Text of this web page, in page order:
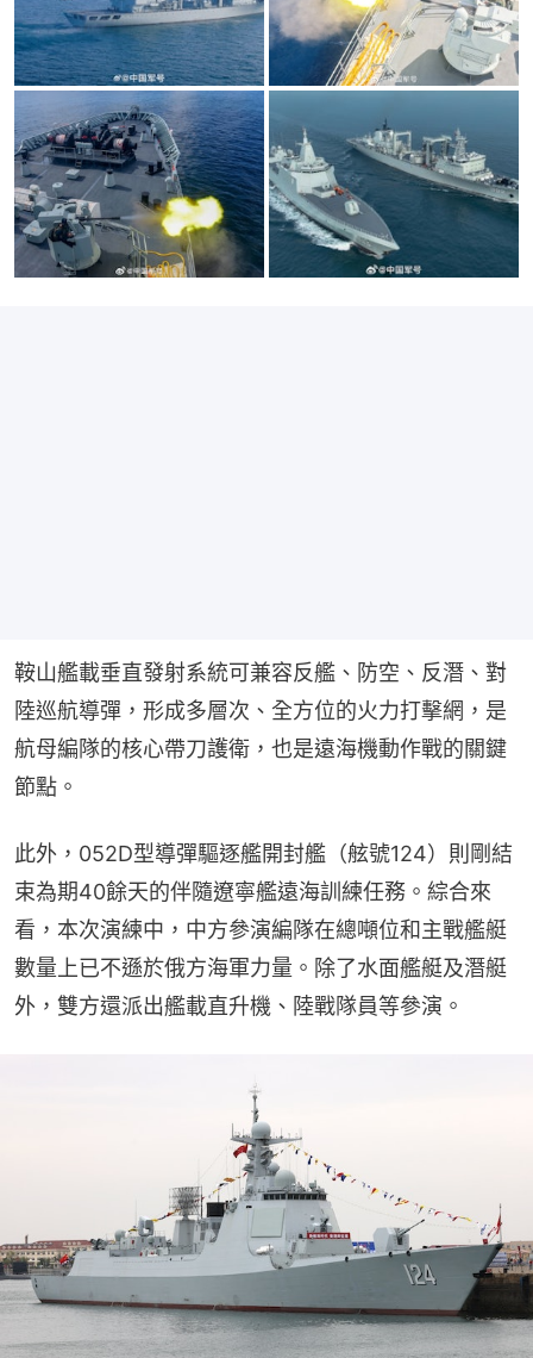
鞍山艦載垂直發射系統可兼容反艦、防空、反潛、對
陸巡航導彈，形成多層次、全方位的火力打擊網，是
航母編隊的核心帶刀護衛，也是遠海機動作戰的關鍵
節點。
此外，052D型導彈驅逐艦開封艦（舷號124）則剛結
束為期40餘天的伴隨遼寧艦遠海訓練任務。綜合來
看，本次演練中，中方參演編隊在總噸位和主戰艦艇
數量上已不遜於俄方海軍力量。除了水面艦艇及潛艇
外，雙方還派出艦載直升機、陸戰隊員等參演。